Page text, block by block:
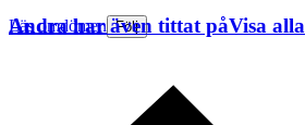
Läs omdömen Följ
Andra har även tittat påVisa alla